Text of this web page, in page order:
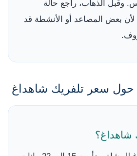
وقبل الذهاب، راجع حالة
بعض المصاعد أو الأنشطة قد
حول سعر تلفريك شاهداغ
شاهداغ؟